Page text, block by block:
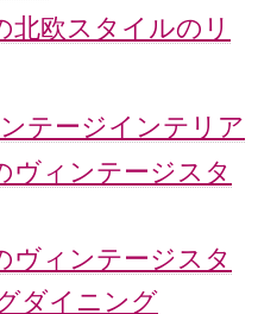
北欧スタイルのリ
テージインテリア
ヴィンテージスタ
ヴィンテージスタ
ダイニング